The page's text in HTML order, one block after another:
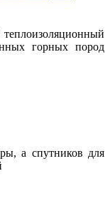
горных пород
а спутников для